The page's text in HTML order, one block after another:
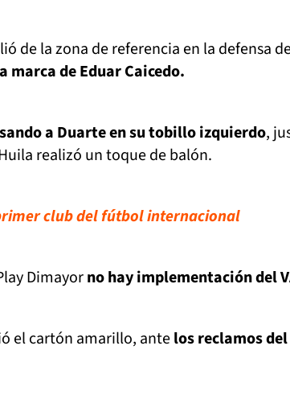
de la zona de referencia en la defensa
marca de Eduar Caicedo.
a Duarte en su tobillo izquierdo,
realizó un toque de balón.
club del fútbol internacional
Dimayorno hay implementación del
el cartón amarillo, antelos reclamos del